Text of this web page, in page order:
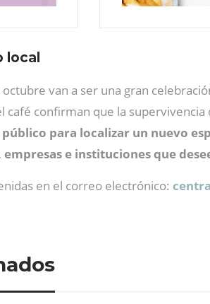
local
van a ser una gran
café confirman que la
para localizar un nuevo
e instituciones que
en el correo electrónico: